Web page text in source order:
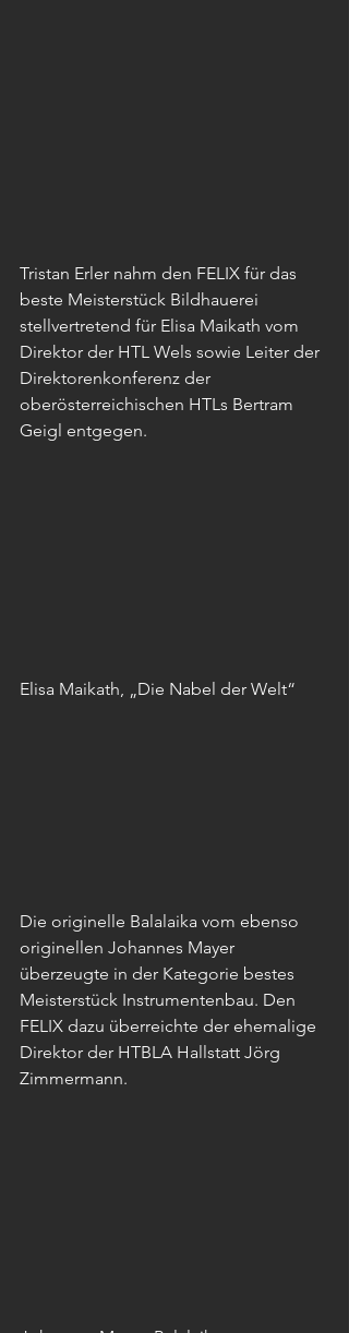
Tristan Erler nahm den FELIX für das
beste Meisterstück Bildhauerei
stellvertretend für Elisa Maikath vom
Direktor der HTL Wels sowie Leiter der
Direktorenkonferenz der
oberösterreichischen HTLs Bertram
Geigl entgegen.
Elisa Maikath, „Die Nabel der Welt“
Die originelle Balalaika vom ebenso
originellen Johannes Mayer
überzeugte in der Kategorie bestes
Meisterstück Instrumentenbau. Den
FELIX dazu überreichte der ehemalige
Direktor der HTBLA Hallstatt Jörg
Zimmermann.